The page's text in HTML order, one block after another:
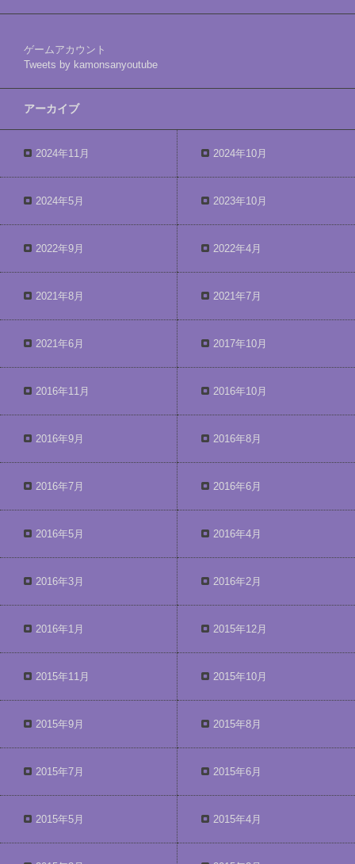
ゲームアカウント
Tweets by kamonsanyoutube
アーカイブ
2024年11月 2024年10月
2024年5月 2023年10月
2022年9月 2022年4月
2021年8月 2021年7月
2021年6月 2017年10月
2016年11月 2016年10月
2016年9月 2016年8月
2016年7月 2016年6月
2016年5月 2016年4月
2016年3月 2016年2月
2016年1月 2015年12月
2015年11月 2015年10月
2015年9月 2015年8月
2015年7月 2015年6月
2015年5月 2015年4月